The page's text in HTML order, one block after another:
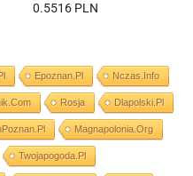
0.5516 PLN
Epoznan.pl Nczas.info
Rosja Dlapolski.pl
Magnapolonia.org
Twojapogoda.pl